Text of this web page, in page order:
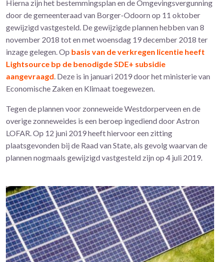
Hierna zijn het bestemmingsplan en de Omgevingsvergunning
door de gemeenteraad van Borger-Odoorn op 11 oktober
gewijzigd vastgesteld. De gewijzigde plannen hebben van 8
november 2018 tot en met woensdag 19 december 2018 ter
inzage gelegen. Op basis van de verkregen licentie heeft
Lightsource bp de benodigde SDE+ subsidie
aangevraagd. Deze is in januari 2019 door het ministerie van
Economische Zaken en Klimaat toegewezen.
Tegen de plannen voor zonneweide Westdorperveen en de
overige zonneweides is een beroep ingediend door Astron
LOFAR. Op 12 juni 2019 heeft hiervoor een zitting
plaatsgevonden bij de Raad van State, als gevolg waarvan de
plannen nogmaals gewijzigd vastgesteld zijn op 4 juli 2019.